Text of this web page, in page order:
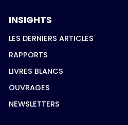
INSIGHTS
LES DERNIERS ARTICLES
RAPPORTS
LIVRES BLANCS
OUVRAGES
NEWSLETTERS